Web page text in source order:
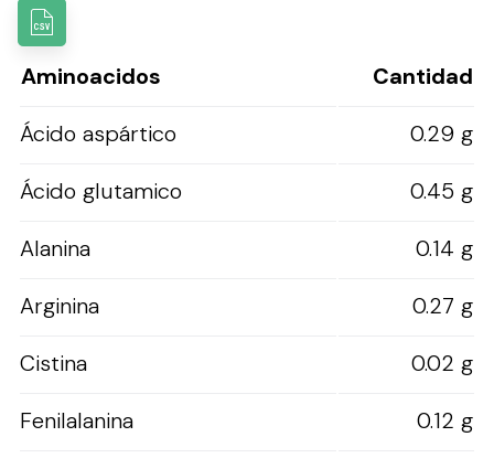
Aminoacidos
Cantidad
Ácido aspártico
0.29 g
Ácido glutamico
0.45 g
Alanina
0.14 g
Arginina
0.27 g
Cistina
0.02 g
Fenilalanina
0.12 g